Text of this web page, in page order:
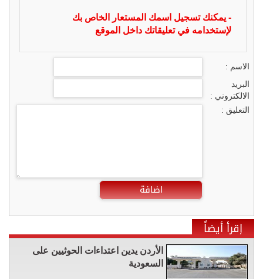
- يمكنك تسجيل اسمك المستعار الخاص بك
لإستخدامه في تعليقاتك داخل الموقع
الاسم :
البريد
الالكتروني :
التعليق :
اضافة
إقرأ أيضاً
الأردن يدين اعتداءات الحوثيين على
السعودية